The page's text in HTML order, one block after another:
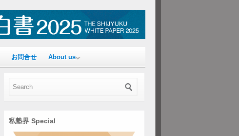
お問合せ About us
私塾界 Special